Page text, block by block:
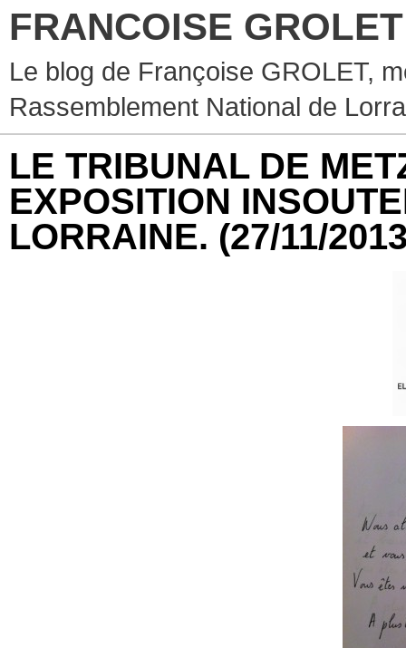
FRANCOISE GROLET
Le blog de Françoise GROLET,
Rassemblement National de
LE TRIBUNAL DE
EXPOSITION
LORRAINE. (27/11/